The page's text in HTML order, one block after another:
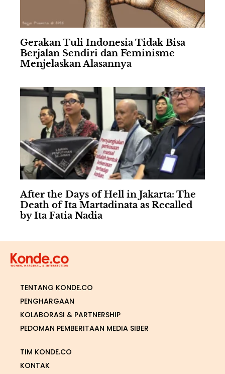
Gerakan Tuli Indonesia Tidak Bisa
Berjalan Sendiri dan Feminisme
Menjelaskan Alasannya
After the Days of Hell in Jakarta: The
Death of Ita Martadinata as Recalled
by Ita Fatia Nadia
TENTANG KONDE.CO
PENGHARGAAN
KOLABORASI & PARTNERSHIP
PEDOMAN PEMBERITAAN MEDIA SIBER
TIM KONDE.CO
KONTAK